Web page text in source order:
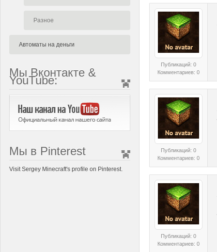
Разное
Автоматы на деньги
Мы Вконтакте &
YouTube:
Мы в Pinterest
Visit Sergey Minecraft's profile on Pinterest.
Публикаций: 0
Комментариев: 0
Публикаций: 0
Комментариев: 0
Публикаций: 0
Комментариев: 0